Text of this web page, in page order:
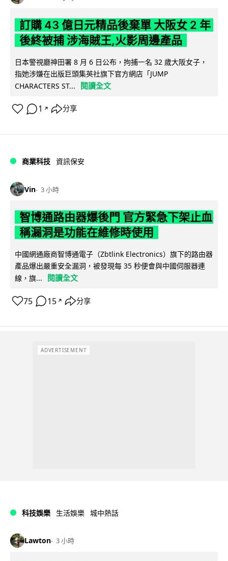
訂購 43 億日元精品後棄單 大阪女 2 年
後終被捕 涉海賊王,火影周邊產品
日本警視廳神田署 8 月 6 日公布，拘捕一名 32 歲大阪女子，
指她涉嫌在出版巨頭集英社旗下官方網店「JUMP
CHARACTERS ST...
閱讀全文
1 ↗ 分享
商業科技 資訊保安
Vin 3 小時
智博通路由器爆後門 官方緊急下架止血
稱漏洞是功能在維修時使用
中國網通廠商智博通電子（Zbtlink Electronics）旗下的路由器
產品爆出嚴重安全漏洞，被發現每 35 秒便會與中國伺服器連
線，旗...
閱讀全文
75 15 ↗ 分享
ADVERTISEMENT
科技娛樂 生活娛樂 城中熱話
Lawton 3 小時